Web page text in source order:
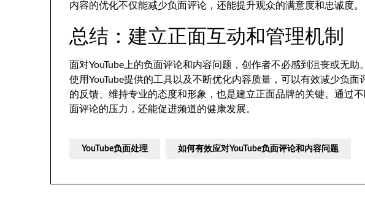
内容的优化不仅能减少负面评论，还能提升观众的满意度和忠诚度。
总结：建立正面互动和管理机制
面对YouTube上的负面评论和内容问题，创作者不必感到沮丧或无
使用YouTube提供的工具以及不断优化内容质量，可以有效减少负
的反馈、维持专业的态度和形象，也是建立正面品牌的关键。通过
面评论的压力，还能促进频道的健康发展。
YouTube负面处理 如何有效应对YouTube负面评论和内容问题